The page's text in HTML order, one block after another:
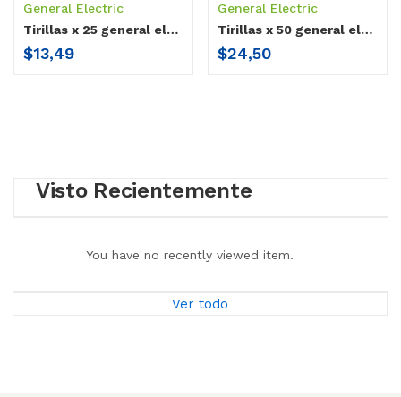
General Electric
Tirillas x 25 general electric ge-100
$13,49
General Electric
Tirillas x 50 general electric ge-100
$24,50
Visto Recientemente
You have no recently viewed item.
Ver todo